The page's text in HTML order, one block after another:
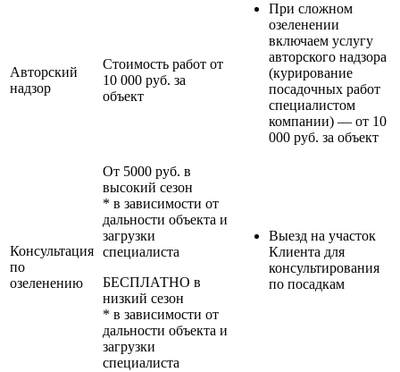
Авторский
надзор
Стоимость работ от
10 000 руб. за
объект
При сложном
озеленении
включаем услугу
авторского надзора
(курирование
посадочных работ
специалистом
компании) — от 10
000 руб. за объект
Консультация
по
озеленению
От 5000 руб. в
высокий сезон
* в зависимости от
дальности объекта и
загрузки
специалиста
БЕСПЛАТНО в
низкий сезон
* в зависимости от
дальности объекта и
загрузки
специалиста
Выезд на участок
Клиента для
консультирования
по посадкам